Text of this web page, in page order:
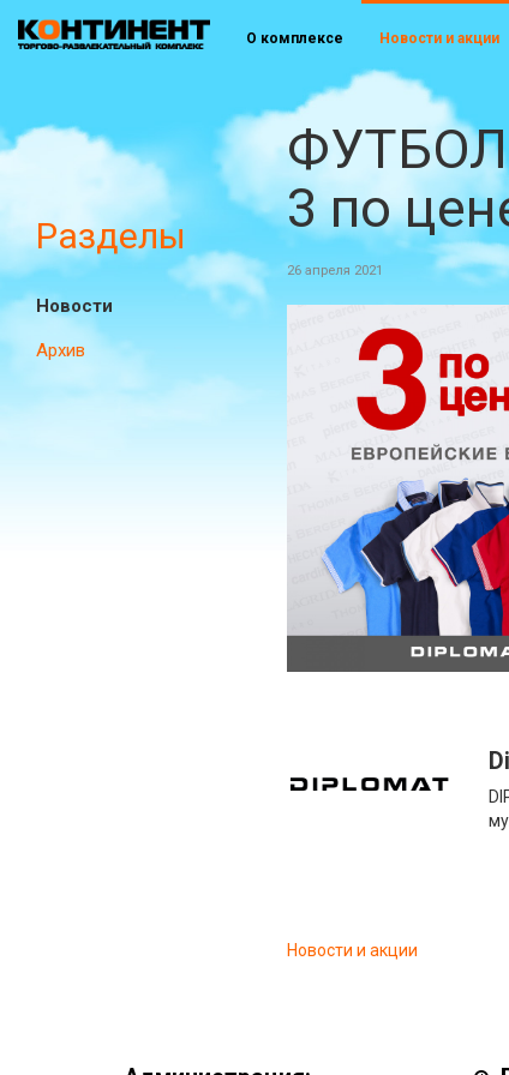
Разделы
Новости
Архив
О комплексе Новости и акции
3 по
26 апреля 2021
Новости и акции